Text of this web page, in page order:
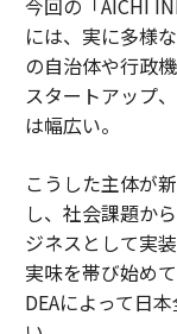
今回の「AICHI
には、実に多様
の自治体や行政
スタートアップ
は幅広い。
こうした主体が
し、社会課題か
ジネスとして実
実味を帯び始め
DEAによって日